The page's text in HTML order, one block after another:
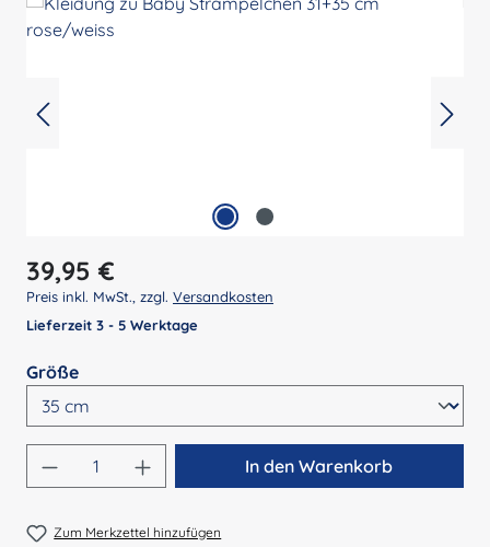
Regulärer Preis:
39,95 €
Preis inkl. MwSt., zzgl. Versandkosten
Lieferzeit 3 - 5 Werktage
Größeauswählen
Produkt Anzahl: Gib den gewünschten
In den Warenkorb
Zum Merkzettel hinzufügen